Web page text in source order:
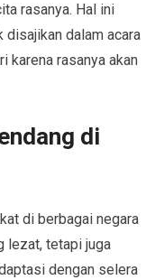
rasanya. Hal ini
disajikan dalam acara
karena rasanya akan
di
di berbagai negara
lezat, tetapi juga
dengan selera